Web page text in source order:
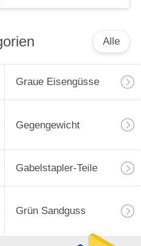
Alle
Graue Eisengüsse
Gegengewicht
Gabelstapler-Teile
Grün Sandguss